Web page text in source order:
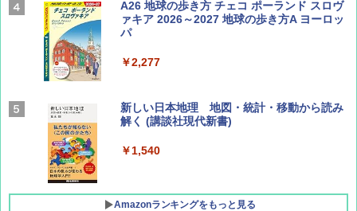
Coyote No.89 特集 星野道夫 夢見る旅
￥1,540
AIRLINE（エアライン）2026年9月号【特
集】ボーイング110周年を祝して！
￥1,760
A26 地球の歩き方 チェコ ポーランド スロヴ
ァキア 2026～2027 地球の歩き方A ヨーロッ
パ
￥2,277
新しい日本地理 地図・統計・移動から読み
解く (講談社現代新書)
￥1,540
Amazonランキングをもっと見る